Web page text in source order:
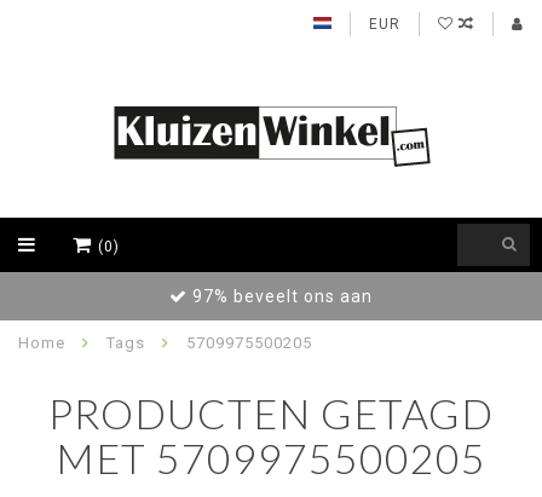
EUR
(0)
97% beveelt ons aan
Home Tags 5709975500205
PRODUCTEN GETAGD
MET 5709975500205